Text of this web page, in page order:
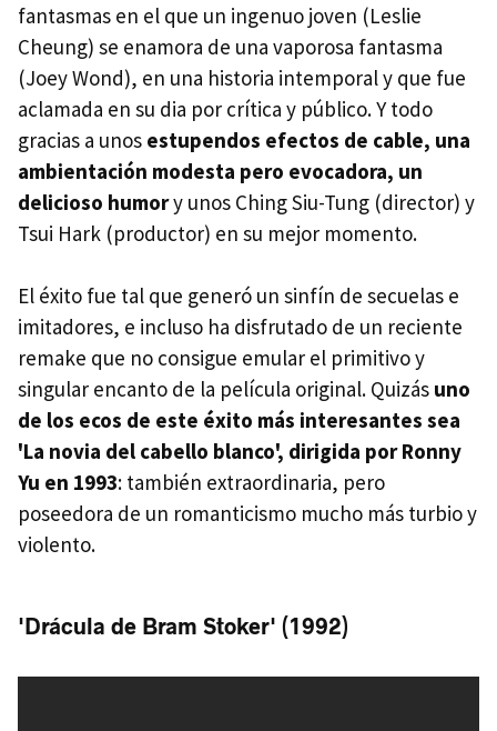
fantasmas en el que un ingenuo joven (Leslie
Cheung) se enamora de una vaporosa fantasma
(Joey Wond), en una historia intemporal y que fue
aclamada en su dia por crítica y público. Y todo
gracias a unos estupendos efectos de cable, una
ambientación modesta pero evocadora, un
delicioso humory unos Ching Siu-Tung (director) y
Tsui Hark (productor) en su mejor momento.
El éxito fue tal que generó un sinfín de secuelas e
imitadores, e incluso ha disfrutado de un reciente
remake que no consigue emular el primitivo y
singular encanto de la película original. Quizás uno
de los ecos de este éxito más interesantes sea
'La novia del cabello blanco', dirigida por Ronny
Yu en 1993: también extraordinaria, pero
poseedora de un romanticismo mucho más turbio y
violento.
'Drácula de Bram Stoker' (1992)